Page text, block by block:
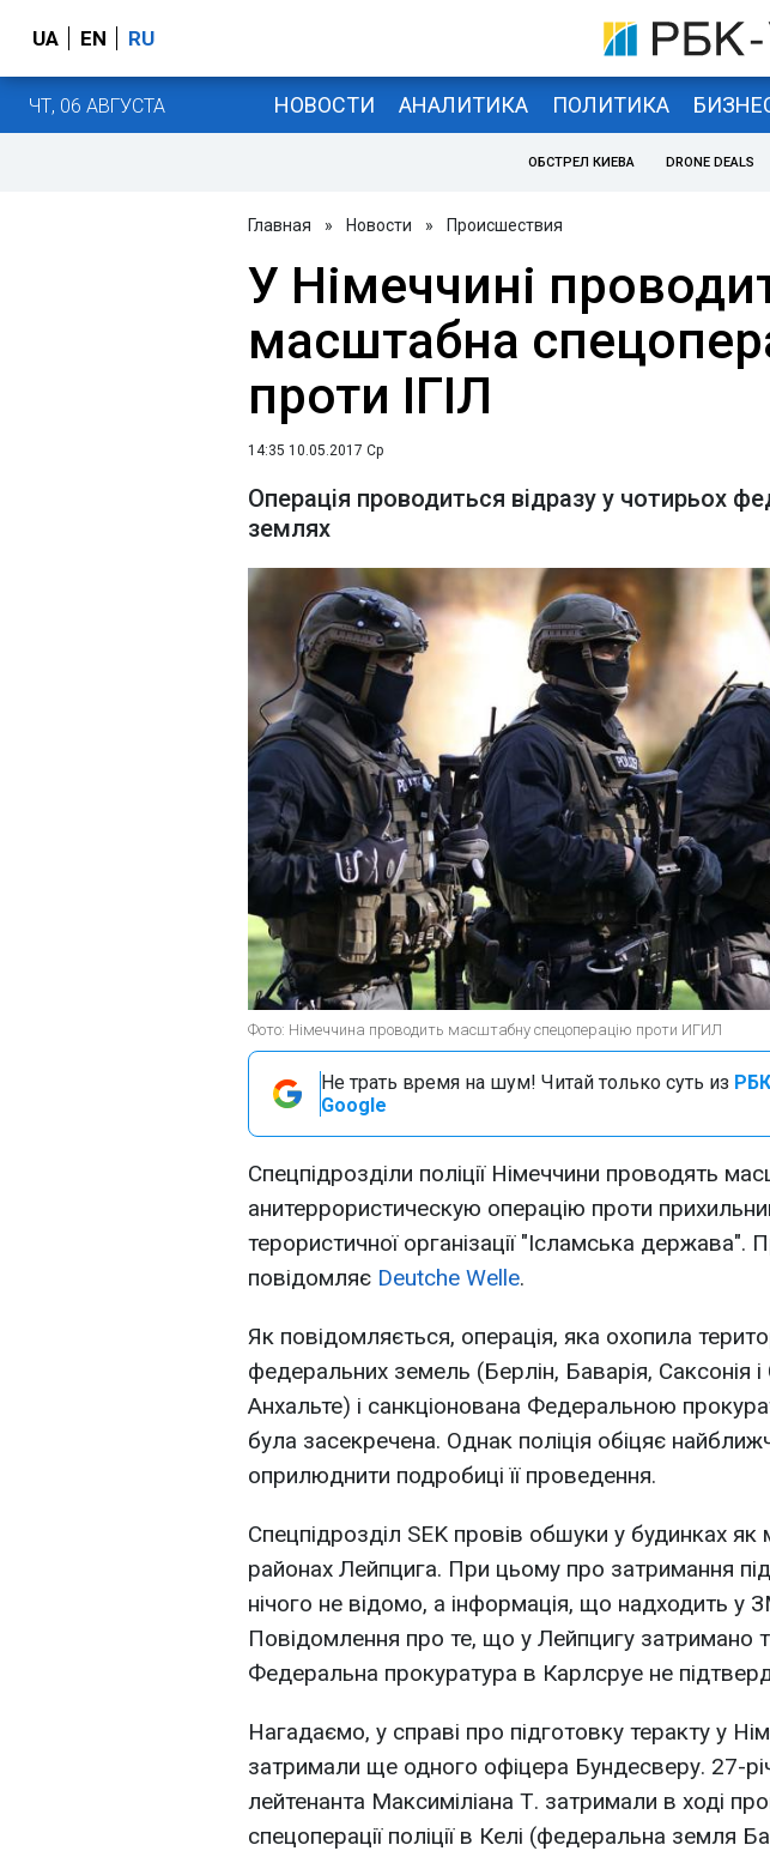
UA EN RU
ЧТ, 06 АВГУСТА НОВОСТИ АНАЛИТИКА ПОЛИТИКА
ОБСТРЕЛ КИЕВА DRONE DEALS
Главная » Новости » Происшествия
У Німеччині
масштабна
проти ІГІЛ
14:35 10.05.2017 Ср
Операція проводиться відразу у чотирьох
землях
Фото: Німеччина проводить масштабну спецоперацію проти ИГИЛ
Не трать время на шум! Читай только суть из
Google
Спецпідрозділи поліції Німеччини проводять
анитеррористическую операцію проти
терористичної організації "Ісламська держава".
повідомляє Dеutche Welle.
Як повідомляється, операція, яка охопила
федеральних земель (Берлін, Баварія, Саксонія і
Анхальте) і санкціонована Федеральною
була засекречена. Однак поліція обіцяє
оприлюднити подробиці її проведення.
Спецпідрозділ SEK провів обшуки у будинках як
районах Лейпцига. При цьому про затримання
нічого не відомо, а інформація, що надходить у
Повідомлення про те, що у Лейпцигу затримано
Федеральна прокуратура в Карлсруе не
Нагадаємо, у справі про підготовку теракту у
затримали ще одного офіцера Бундесверу. 27-
лейтенанта Максиміліана Т. затримали в ході
спецоперації поліції в Келі (федеральна земля